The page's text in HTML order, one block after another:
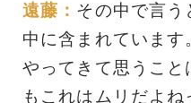
遠藤： その中で言う
中に含まれていま
やってきて思うこと
もこれはムリだよ